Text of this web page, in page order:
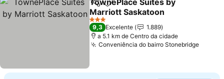
PartilharAdicionar aos favoritos
TownePlace Suites by
Marriott Saskatoon
Ver preços
3 Estrelas
9,3 Excelente
1.889
a 5.1 km de Centro da cidade
Conveniência do bairro StonebridgeVer